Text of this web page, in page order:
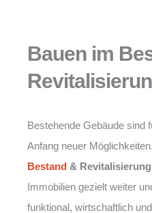
Bauen im
Bestehende Gebäude sind
Anfang neuer
Bestand & Revitalisierung
Immobilien gezielt weiter
funktional, wirtschaftlich